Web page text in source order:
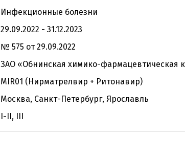
Инфекционные болезни
29.09.2022 - 31.12.2023
№ 575 от 29.09.2022
ЗАО «Обнинская химико-фармацевтическая
МIR01 (Нирматрелвир + Ритонавир)
Москва, Санкт-Петербург, Ярославль
I-II, III